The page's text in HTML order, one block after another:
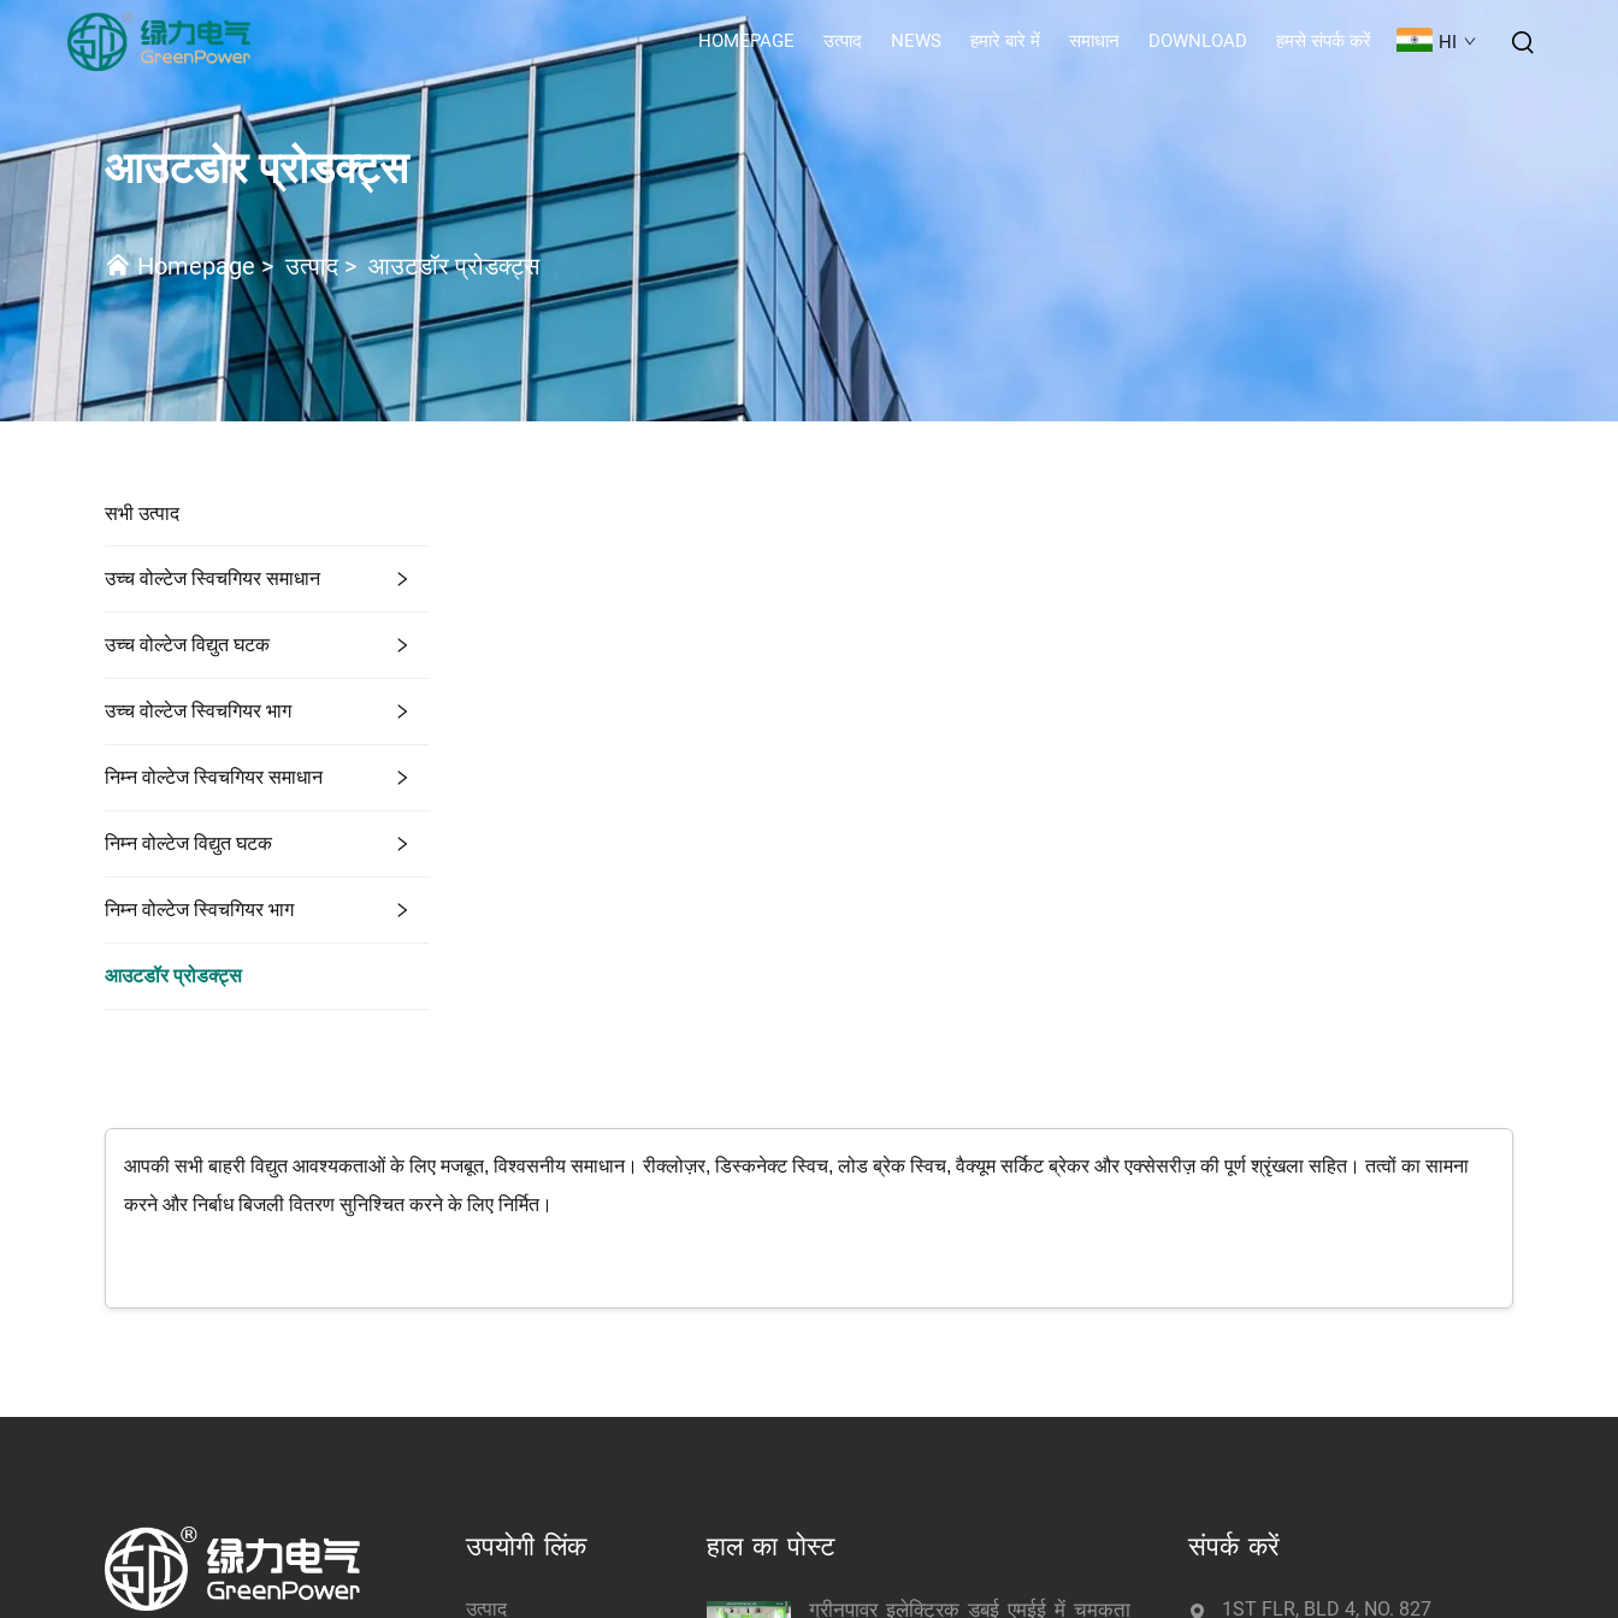
HOMEPAGE उत्पाद NEWS हमारे बारे में समाधान DOWNLOAD हमसे संपर्क करें HI
आउटडोर प्रोडक्ट्स
Homepage>उत्पाद> आउटडॉर प्रोडक्ट्स
सभी उत्पाद
उच्च वोल्टेज स्विचगियर समाधान
उच्च वोल्टेज विद्युत घटक
उच्च वोल्टेज स्विचगियर भाग
निम्न वोल्टेज स्विचगियर समाधान
निम्न वोल्टेज विद्युत घटक
निम्न वोल्टेज स्विचगियर भाग
आउटडॉर प्रोडक्ट्स
आपकी सभी बाहरी विद्युत आवश्यकताओं के लिए मजबूत, विश्वसनीय समाधान। रीक्लोज़र, डिस्कनेक्ट स्विच, लोड ब्रेक स्विच, वैक्यूम सर्किट ब्रेकर और एक्सेसरीज़ की पूर्ण श्रृंखला सहित। तत्वों का सामना
करने और निर्बाध बिजली वितरण सुनिश्चित करने के लिए निर्मित।
उपयोगी लिंक
उत्पाद
हाल का पोस्ट
ग्रीनपावर इलेक्ट्रिक डबई एमईई में चमकता
संपर्क करें
1ST FLR, BLD 4, NO. 827